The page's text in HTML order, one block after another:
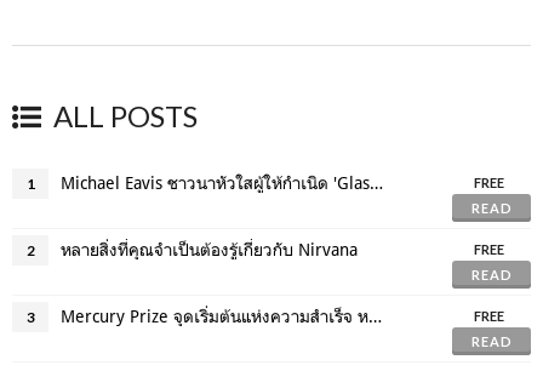
ALL POSTS
1 Michael Eavis ชาวนาหัวใสผู้ให้กำเนิด 'Glastonbury'
FREE
READ
2 หลายสิ่งที่คุณจำเป็นต้องรู้เกี่ยวกับ Nirvana
FREE
READ
3 Mercury Prize จุดเริ่มต้นแห่งความสำเร็จ หรือ อาถรรพ์ของศิลปิน
FREE
READ